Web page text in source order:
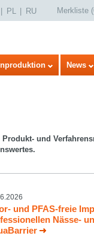
PL RU Merkliste (
News
und
und PFAS-freie
Nässe-